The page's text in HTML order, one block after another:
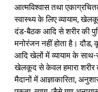
आत्मविश्वास तथा
स्वास्थ्य के लिए व्यायाम,
दंड-बैठक आदि से शरीर की
मनोरंजन नहीं होता है।
आदि खेलों में व्यायाम के साथ-
खेलकूद से केवल हमारा शरीर
मैदानों में आज्ञाकारिता,